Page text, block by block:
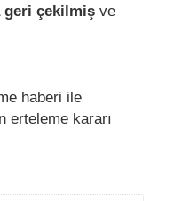
geri çekilmiş ve
haberi ile
erteleme kararı